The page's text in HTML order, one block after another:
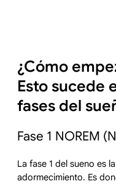
¿Cómo
Esto sucede
fases del
Fase 1 NOREM
La fase 1 del sueno es
adormecimiento. Es